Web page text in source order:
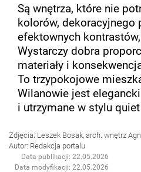
Są wnętrza, które nie
kolorów, dekoracyjnego
efektownych
Wystarczy dobra
materiały i
To trzypokojowe
Wilanowie jest
i utrzymane w stylu
Zdjęcia: Leszek Bosak, arch. wnętrz
Autor: Redakcja portalu
Data publikacji: 22.05.2026
Data modyfikacji: 22.05.2026